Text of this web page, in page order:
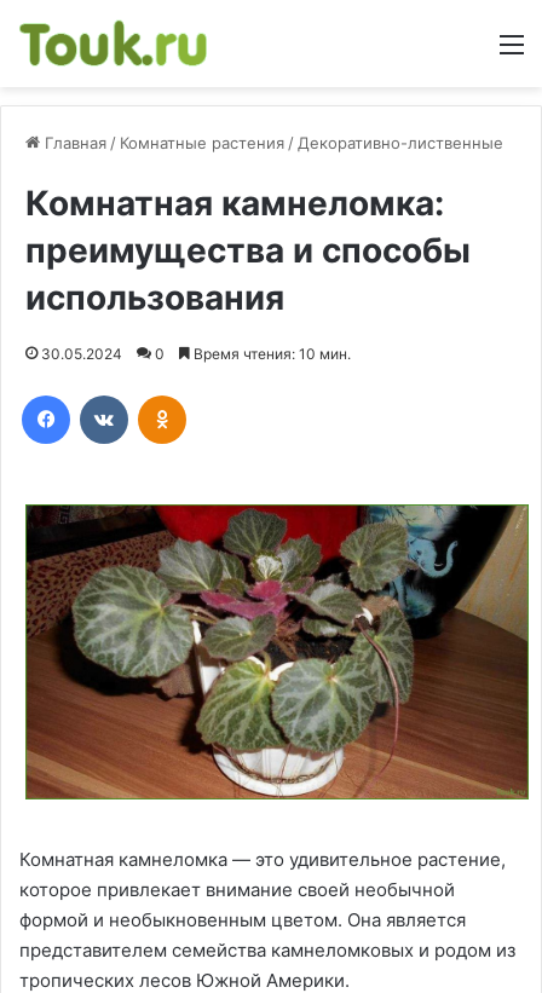
Главная / Комнатные растения / Декоративно-лиственные
Комнатная камнеломка:
преимущества и способы
использования
30.05.2024 0 Время чтения: 10 мин.
Комнатная камнеломка — это удивительное растение,
которое привлекает внимание своей необычной
формой и необыкновенным цветом. Она является
представителем семейства камнеломковых и родом из
тропических лесов Южной Америки.